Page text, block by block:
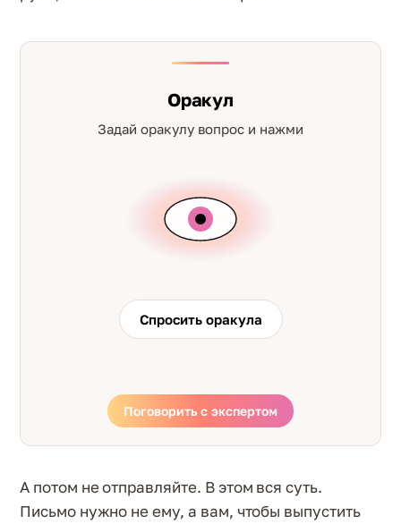
Оракул
Задай оракулу вопрос и нажми
Спросить оракула
Поговорить с экспертом
А потом не отправляйте. В этом вся суть.
Письмо нужно не ему, а вам, чтобы выпустить